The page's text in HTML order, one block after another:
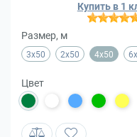
Купить в 1
Размер, м
3х50 2x50 4x50
Цвет